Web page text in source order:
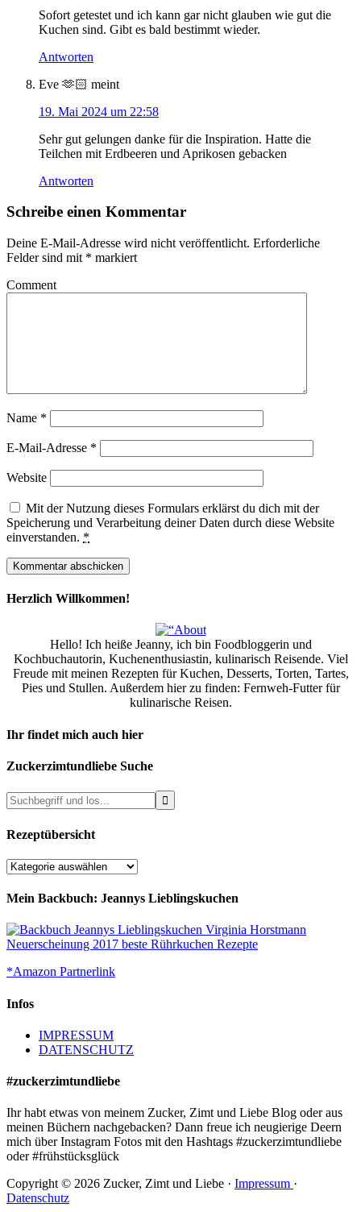
Sofort getestet und ich kann gar nicht glauben wie gut die
Kuchen sind. Gibt es bald bestimmt wieder.
Antworten
Eve 🫶🏻 meint
19. Mai 2024 um 22:58
Sehr gut gelungen danke für die Inspiration. Hatte die
Teilchen mit Erdbeeren und Aprikosen gebacken
Antworten
Schreibe einen Kommentar
Deine E-Mail-Adresse wird nicht veröffentlicht. Erforderliche
Felder sind mit * markiert
Comment
Name *
E-Mail-Adresse *
Website
Mit der Nutzung dieses Formulars erklärst du dich mit der
Speicherung und Verarbeitung deiner Daten durch diese Website
einverstanden. *
Herzlich Willkommen!
Hello! Ich heiße Jeanny, ich bin Foodbloggerin und
Kochbuchautorin, Kuchenenthusiastin, kulinarisch Reisende. Viel
Freude mit meinen Rezepten für Kuchen, Desserts, Torten, Tartes,
Pies und Stullen. Außerdem hier zu finden: Fernweh-Futter für
kulinarische Reisen.
Ihr findet mich auch hier
Zuckerzimtundliebe Suche
Rezeptübersicht
Rezeptübersicht
Mein Backbuch: Jeannys Lieblingskuchen
*Amazon Partnerlink
Infos
IMPRESSUM
DATENSCHUTZ
#zuckerzimtundliebe
Ihr habt etwas von meinem Zucker, Zimt und Liebe Blog oder aus
meinen Büchern nachgebacken? Dann freue ich neugierige Deern
mich über Instagram Fotos mit den Hashtags #zuckerzimtundliebe
oder #frühstücksglück
Copyright © 2026 Zucker, Zimt und Liebe · Impressum ·
Datenschutz